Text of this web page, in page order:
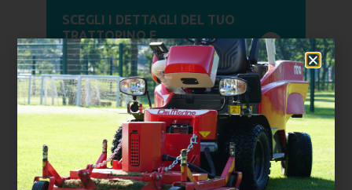
SCEGLI I DETTAGLI DEL TUO
TRATTORINO E
RENDILO L’ALLEATO CHE
VORRESTI
PROVALI IN PRIMA
PERSONA: PRENOTA UN
TEST DRIVE PRESSO IL
RIVENDITORE PIÙ VICINO